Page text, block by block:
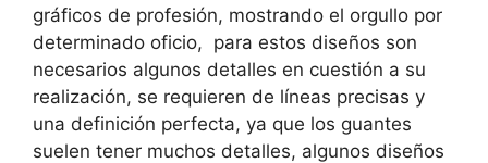
gráficos de profesión, mostrando el orgullo por
determinado oficio, para estos diseños son
necesarios algunos detalles en cuestión a su
realización, se requieren de líneas precisas y
una definición perfecta, ya que los guantes
suelen tener muchos detalles, algunos diseños